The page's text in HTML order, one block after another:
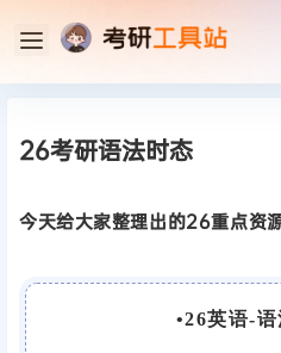
26考研语法时态
今天给大家整理出的26重点资
•26英语-语